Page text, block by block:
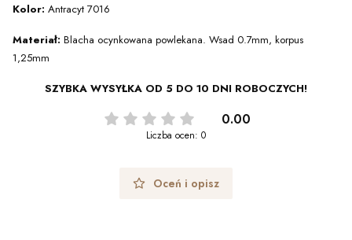
Kolor: Antracyt 7016
Materiał: Blacha ocynkowana powlekana. Wsad 0.7mm, korpus
1,25mm
SZYBKA WYSYŁKA OD 5 DO 10 DNI ROBOCZYCH!
0.00
Liczba ocen: 0
Oceń i opisz